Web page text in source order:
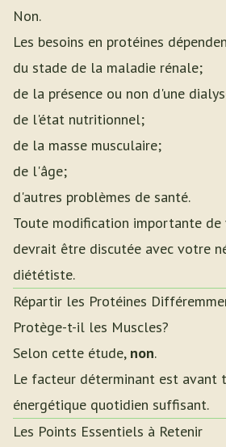
Non.
Les besoins en protéines
du stade de la maladie rénale;
de la présence ou non d'une
de l'état nutritionnel;
de la masse musculaire;
de l'âge;
d'autres problèmes de santé.
Toute modification importante
devrait être discutée avec votre
diététiste.
Répartir les Protéines
Protège-t-il les Muscles?
Selon cette étude, non.
Le facteur déterminant est avant
énergétique quotidien suffisant.
Les Points Essentiels à Retenir